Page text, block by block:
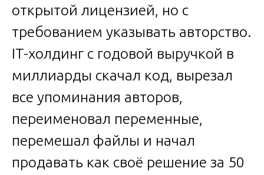
открытой лицензией, но с
требованием указывать авторство.
IT-холдинг с годовой выручкой в
миллиарды скачал код, вырезал
все упоминания авторов,
переименовал переменные,
перемешал файлы и начал
продавать как своё решение за 50